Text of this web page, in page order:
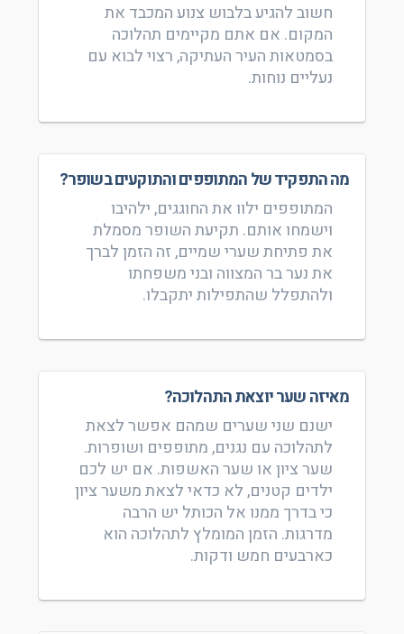
חשוב להגיע בלבוש צנוע המכבד את
המקום. אם אתם מקיימים תהלוכה
בסמטאות העיר העתיקה, רצוי לבוא עם
נעליים נוחות.
מה התפקיד של המתופפים והתוקעים בשופר?
המתופפים ילוו את החוגגים, ילהיבו
וישמחו אותם. תקיעת השופר מסמלת
את פתיחת שערי שמיים, זה הזמן לברך
את נער בר המצווה ובני משפחתו
ולהתפלל שהתפילות יתקבלו.
מאיזה שער יוצאת התהלוכה?
ישנם שני שערים שמהם אפשר לצאת
לתהלוכה עם נגנים, מתופפים ושופרות.
שער ציון או שער האשפות. אם יש לכם
ילדים קטנים, לא כדאי לצאת משער ציון
כי בדרך ממנו אל הכותל יש הרבה
מדרגות. הזמן המומלץ לתהלוכה הוא
כארבעים חמש ודקות.